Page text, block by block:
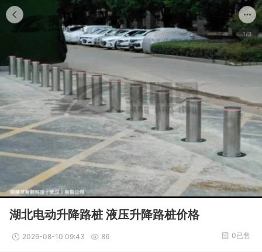
1/3
湖北电动升降路桩 液压升降路桩价格
2026-08-10 09:43 86 0已售